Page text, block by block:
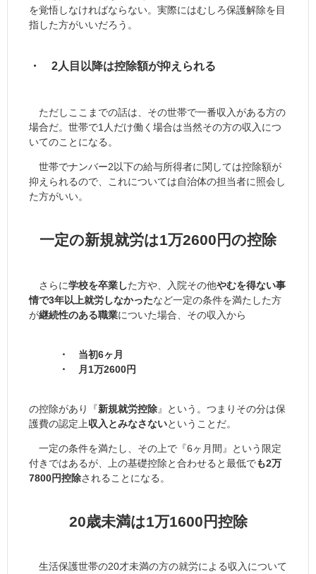
を覚悟しなければならない。実際にはむしろ保護解除を目
指した方がいいだろう。
・ 2人目以降は控除額が抑えられる
ただしここまでの話は、その世帯で一番収入がある方の
場合だ。世帯で1人だけ働く場合は当然その方の収入につ
いてのことになる。
世帯でナンバー2以下の給与所得者に関しては控除額が
抑えられるので、これについては自治体の担当者に照会し
た方がいい。
一定の新規就労は1万2600円の控除
さらに学校を卒業した方や、入院その他やむを得ない事
情で3年以上就労しなかったなど一定の条件を満たした方
が継続性のある職業についた場合、その収入から
・ 当初6ヶ月
・ 月1万2600円
の控除があり『新規就労控除』という。つまりその分は保
護費の認定上収入とみなさないということだ。
一定の条件を満たし、その上で『6ヶ月間』という限定
付きではあるが、上の基礎控除と合わせると最低でも2万
7800円控除されることになる。
20歳未満は1万1600円控除
生活保護世帯の20才未満の方の就労による収入について